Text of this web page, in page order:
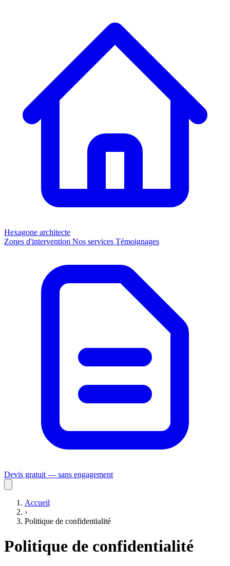
Hexagone architecte
Zones d'intervention Nos services Témoignages
Devis gratuit — sans engagement
Accueil
›
Politique de confidentialité
Politique de confidentialité